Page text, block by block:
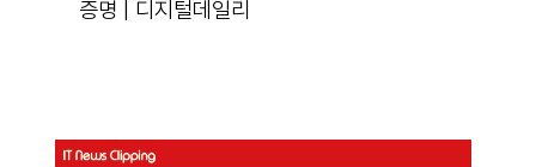
증명 | 디지털데일리